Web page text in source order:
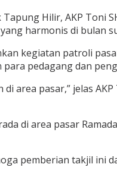
Hilir, AKP Toni
harmonis di bulan
kegiatan patroli
pedagang dan
pasar,” jelas
di area pasar
pemberian takjil ini